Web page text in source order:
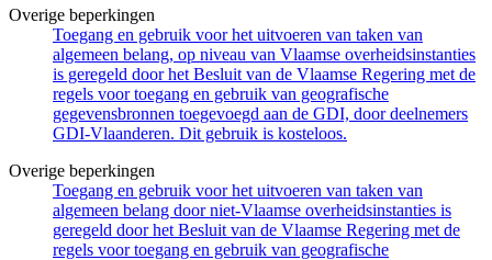
Overige beperkingen
Toegang en gebruik voor het uitvoeren van taken van
algemeen belang, op niveau van Vlaamse overheidsinstanties
is geregeld door het Besluit van de Vlaamse Regering met de
regels voor toegang en gebruik van geografische
gegevensbronnen toegevoegd aan de GDI, door deelnemers
GDI-Vlaanderen. Dit gebruik is kosteloos.
Overige beperkingen
Toegang en gebruik voor het uitvoeren van taken van
algemeen belang door niet-Vlaamse overheidsinstanties is
geregeld door het Besluit van de Vlaamse Regering met de
regels voor toegang en gebruik van geografische